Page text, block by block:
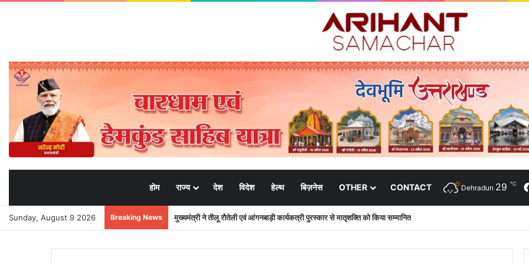
होम राज्य देश विदेश हेल्थ बिज़नेस OTHER CONTACT Dehradun 29 ℃
Sunday, August 9 2026 Breaking News भाजपा मीडिया प्रभारी मनवीर चौहान के आश्वासन के बाद दो सप्ताह से चल रहा महाविद्यालय के छात्रों का धरना समाप्त